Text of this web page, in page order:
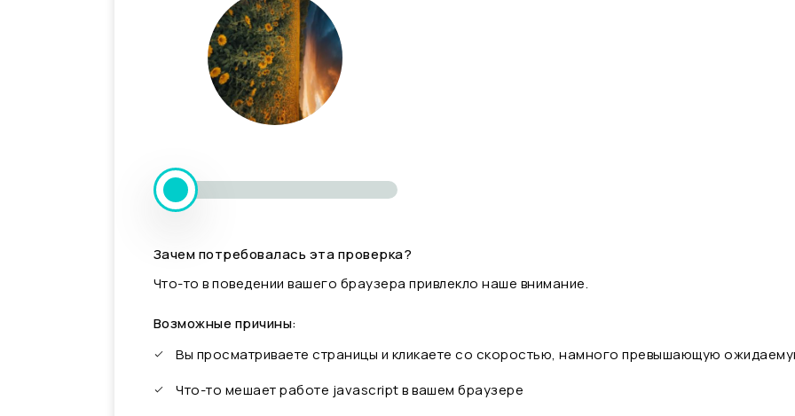
Зачем потребовалась эта проверка?
Что-то в поведении вашего браузера привлекло наше внимание.
Возможные причины:
Вы просматриваете страницы и кликаете со скоростью, намного превышающую
Что-то мешает работе javascript в вашем браузере